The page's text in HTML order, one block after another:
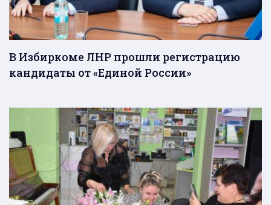
В Избиркоме ЛНР прошли регистрацию
кандидаты от «Единой России»